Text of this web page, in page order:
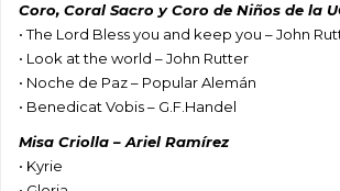
Coro, Coral Sacro y Coro de Niños de la
• The Lord Bless you and keep you – John
• Look at the world – John Rutter
• Noche de Paz – Popular Alemán
• Benedicat Vobis – G.F.Handel
Misa Criolla – Ariel Ramírez
• Kyrie